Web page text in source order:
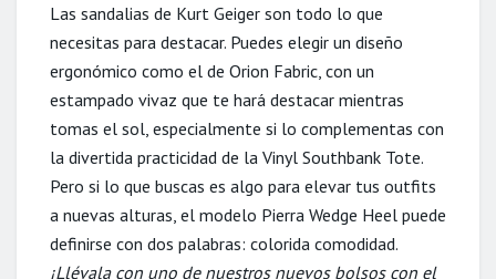
Las sandalias de Kurt Geiger son todo lo que
necesitas para destacar. Puedes elegir un diseño
ergonómico como el de Orion Fabric, con un
estampado vivaz que te hará destacar mientras
tomas el sol, especialmente si lo complementas con
la divertida practicidad de la Vinyl Southbank Tote.
Pero si lo que buscas es algo para elevar tus outfits
a nuevas alturas, el modelo Pierra Wedge Heel puede
definirse con dos palabras: colorida comodidad.
¡Llévala con uno de nuestros nuevos bolsos con el